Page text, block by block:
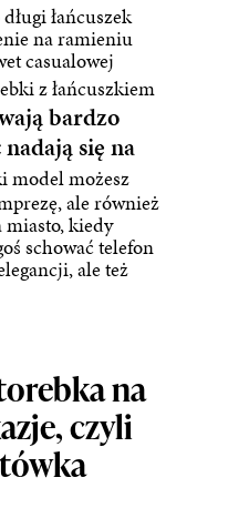
łańcuszek
na ramieniu
casualowej
z łańcuszkiem
bardzo
się na
model możesz
ale również
miasto, kiedy
schować telefon
ale też
na
czyli